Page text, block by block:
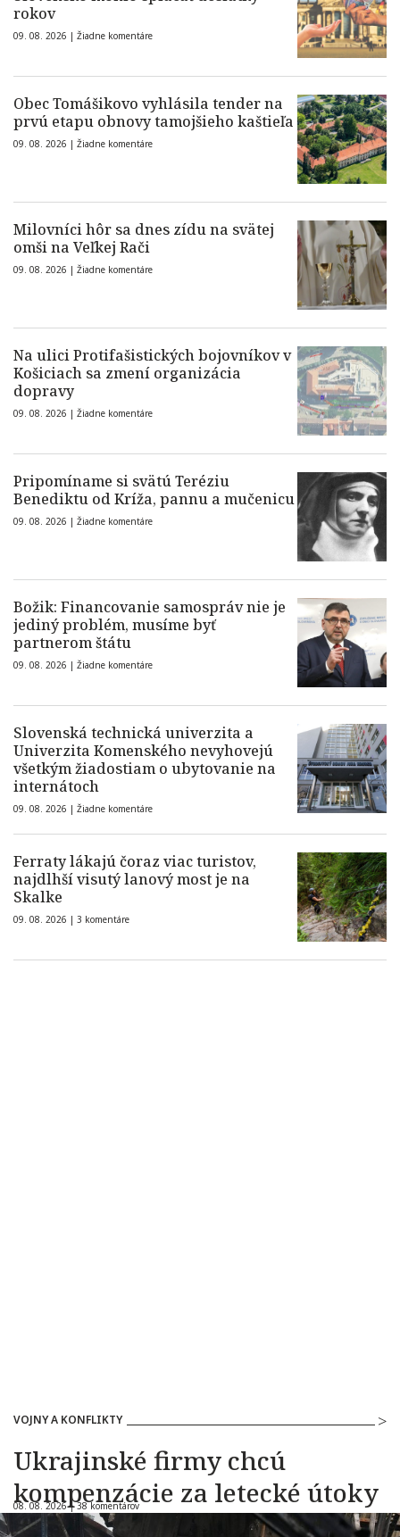
rokov
09. 08. 2026 | Žiadne komentáre
Obec Tomášikovo vyhlásila tender na
prvú etapu obnovy tamojšieho kaštieľa
09. 08. 2026 | Žiadne komentáre
Milovníci hôr sa dnes zídu na svätej
omši na Veľkej Rači
09. 08. 2026 | Žiadne komentáre
Na ulici Protifašistických bojovníkov v
Košiciach sa zmení organizácia
dopravy
09. 08. 2026 | Žiadne komentáre
Pripomíname si svätú Teréziu
Benediktu od Kríža, pannu a mučenicu
09. 08. 2026 | Žiadne komentáre
Božik: Financovanie samospráv nie je
jediný problém, musíme byť
partnerom štátu
09. 08. 2026 | Žiadne komentáre
Slovenská technická univerzita a
Univerzita Komenského nevyhovejú
všetkým žiadostiam o ubytovanie na
internátoch
09. 08. 2026 | Žiadne komentáre
Ferraty lákajú čoraz viac turistov,
najdlhší visutý lanový most je na
Skalke
09. 08. 2026 | 3 komentáre
VOJNY A KONFLIKTY
Ukrajinské firmy chcú
kompenzácie za letecké útoky
08. 08. 2026 |38 komentárov